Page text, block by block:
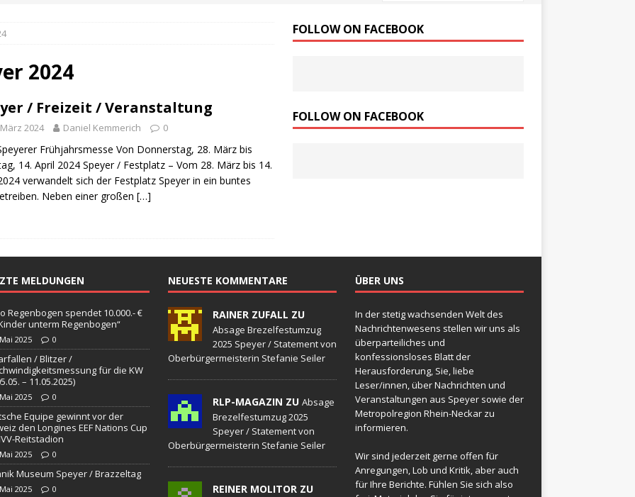
/ Vermisst
/ Vermisst
/ Vermisst
/ Vermisst
BLAULICHTMELDUNGEN
/ Vermisst
BLAULICHTMELDUNGEN
Warnmeldung der Polizei
BLAULICHTMELDUNGEN
/ Öffentlichkeitsfahndung
BLAULICHTMELDUNGEN
BLAULICHTMELDUNGEN
– Militärischer Übungsplatz Dudenhofen / Speyer
UMWELT
spendet 10.000.- € an „Kinder unterm Regenbogen“
/ Blitzer / Geschwindigkeitsmessung für die KW 19 (05.05. –
gewinnt vor der Schweiz den Longines EEF Nations Cup im
Speyer / Brazzeltag
SPEYER
2024
/ Freizeit / Veranstaltung
2024 Daniel Kemmerich 0
Frühjahrsmesse Von Donnerstag, 28. März bis
14. April 2024 Speyer / Festplatz – Vom 28. März bis 14.
verwandelt sich der Festplatz Speyer in ein buntes
Neben einer großen […]
FOLLOW ON FACEBOOK
FOLLOW ON FACEBOOK
MELDUNGEN
Regenbogen spendet 10.000.- €
unterm Regenbogen“
2025 0
/ Blitzer /
für die KW
– 11.05.2025)
2025 0
Equipe gewinnt vor der
den Longines EEF Nations Cup
Reitstadion
2025 0
Museum Speyer / Brazzeltag
2025 0
NEUESTE KOMMENTARE
RAINER ZUFALL ZU
Absage Brezelfestumzug
2025 Speyer / Statement von
Oberbürgermeisterin Stefanie Seiler
RLP-MAGAZIN ZU Absage
Brezelfestumzug 2025
Speyer / Statement von
Oberbürgermeisterin Stefanie Seiler
REINER MOLITOR ZU
ÜBER UNS
In der stetig wachsenden Welt des
Nachrichtenwesens stellen wir uns als
überparteiliches und
konfessionsloses Blatt der
Herausforderung, Sie, liebe
Leser/innen, über Nachrichten und
Veranstaltungen aus Speyer sowie der
Metropolregion Rhein-Neckar zu
informieren.
Wir sind jederzeit gerne offen für
Anregungen, Lob und Kritik, aber auch
für Ihre Berichte. Fühlen Sie sich also